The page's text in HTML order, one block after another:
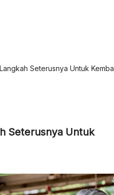
Seterusnya Untuk
Seterusnya Untuk